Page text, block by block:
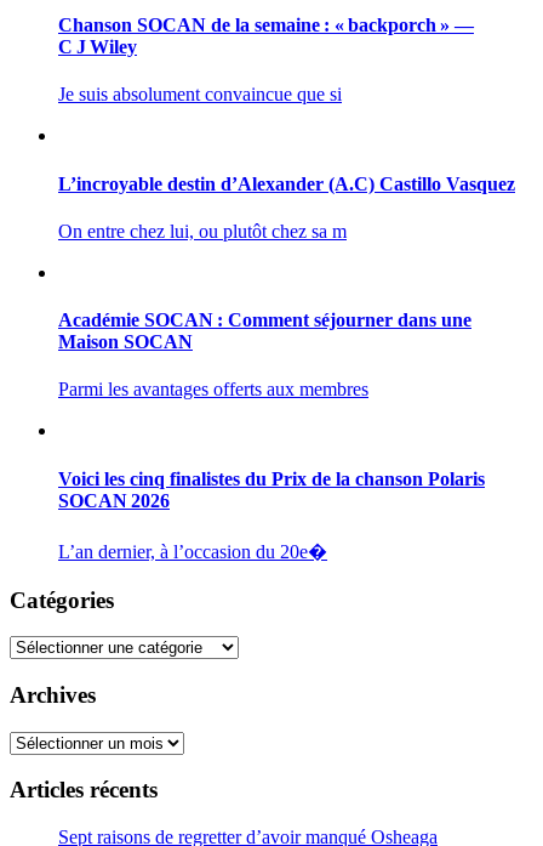
Chanson SOCAN de la semaine : « backporch » —
C J Wiley
Je suis absolument convaincue que si
L’incroyable destin d’Alexander (A.C) Castillo Vasquez
On entre chez lui, ou plutôt chez sa m
Académie SOCAN : Comment séjourner dans une
Maison SOCAN
Parmi les avantages offerts aux membres
Voici les cinq finalistes du Prix de la chanson Polaris
SOCAN 2026
L’an dernier, à l’occasion du 20e�
Catégories
Catégories
Archives
Archives
Articles récents
Sept raisons de regretter d’avoir manqué Osheaga